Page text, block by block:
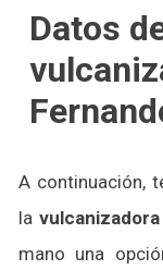
Datos
A continuación,
la
mano una